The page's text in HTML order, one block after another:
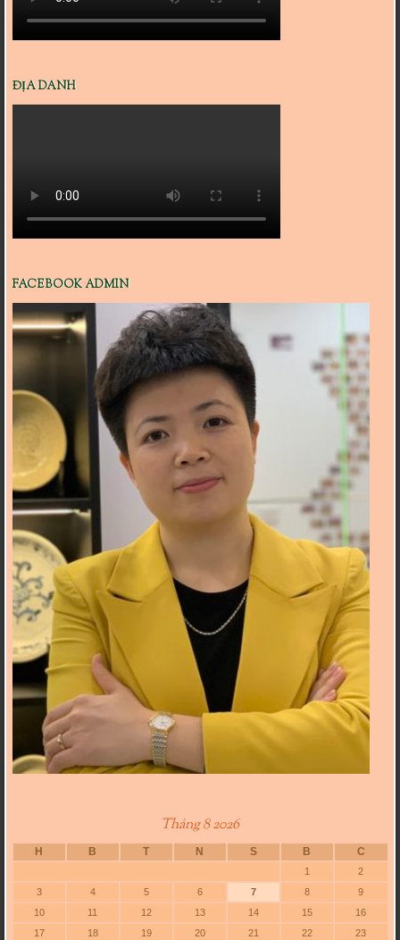
ĐỊA DANH
FACEBOOK ADMIN
Tháng 8 2026
H B T N S B C
1
2
3
4 5 6 7 8
9
10
11 12 13 14 15
16
17
18 19 20 21 22
23